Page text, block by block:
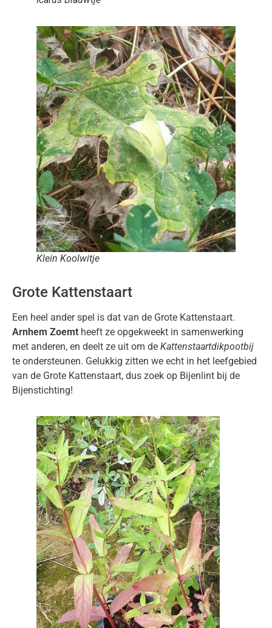
Klein Koolwitje
Grote Kattenstaart
Een heel ander spel is dat van de Grote Kattenstaart.
Arnhem Zoemt heeft ze opgekweekt in samenwerking
met anderen, en deelt ze uit om de Kattenstaartdikpootbij
te ondersteunen. Gelukkig zitten we echt in het leefgebied
van de Grote Kattenstaart, dus zoek op Bijenlint bij de
Bijenstichting!